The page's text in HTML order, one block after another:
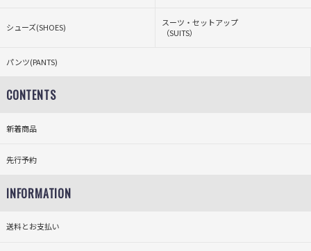
シューズ(SHOES)
スーツ・セットアップ
（SUITS）
パンツ(PANTS)
CONTENTS
新着商品
先行予約
INFORMATION
送料とお支払い